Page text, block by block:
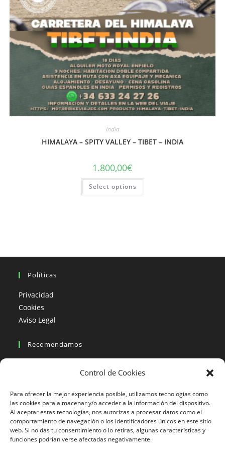
Control de Cookies
Para ofrecer la mejor experiencia posible, utilizamos tecnologías como
las cookies para almacenar y/o acceder a la información del dispositivo.
Al aceptar estas tecnologías, nos autorizas a procesar datos como el
comportamiento de navegación o los identificadores únicos en este sitio
web. Si no das tu consentimiento o lo retiras, algunas características y
funciones podrían verse afectadas negativamente.
India
HIMALAYA – SPITY VALLEY – TIBET – INDIA
1.800,00€
Select options
Políticas
Privacidad
Cookies
Aviso Legal
Recomendamos
Viajes en moto organizados
Blogs viajes en moto
Más Visto
Viajes en moto India